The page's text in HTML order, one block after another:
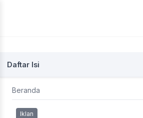
Daftar Isi
Beranda
Iklan